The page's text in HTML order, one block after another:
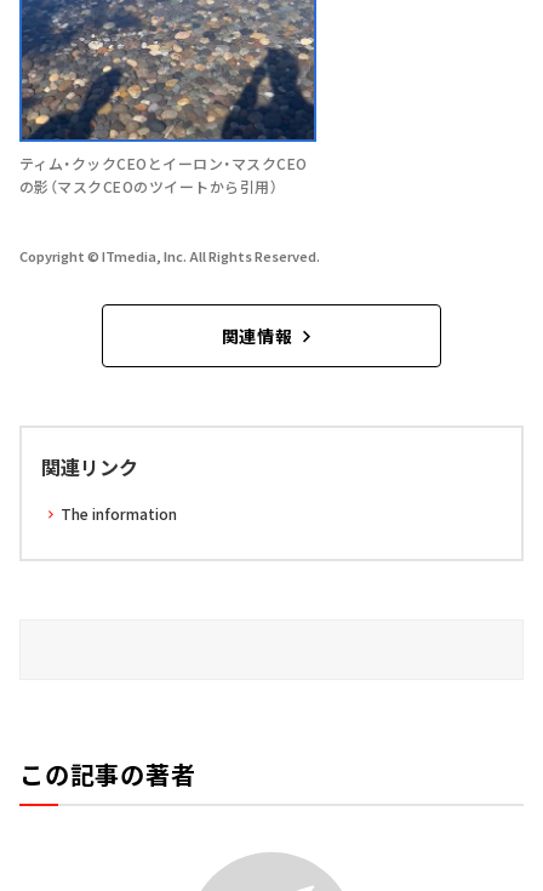
ティム・クックCEOとイーロン・マスクCEO
の影（マスクCEOのツイートから引用）
Copyright © ITmedia, Inc. All Rights Reserved.
関連情報
関連リンク
The information
この記事の著者